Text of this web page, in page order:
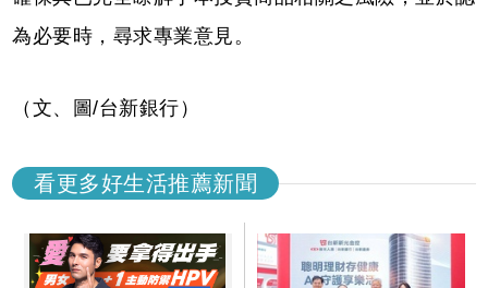
為必要時，尋求專業意見。
（文、圖/台新銀行）
看更多好生活推薦新聞